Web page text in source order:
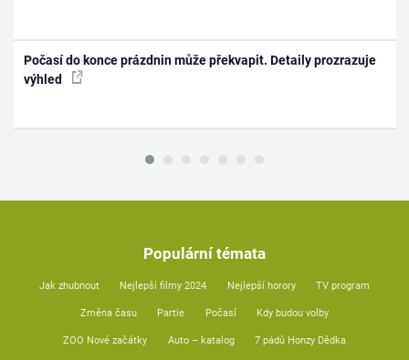
Počasí do konce prázdnin může překvapit. Detaily prozrazuje
výhled
Populární témata
Jak zhubnout Nejlepší filmy 2024 Nejlepší horory TV program
Změna času Partie Počasí Kdy budou volby
ZOO Nové začátky Auto – katalog 7 pádů Honzy Dědka